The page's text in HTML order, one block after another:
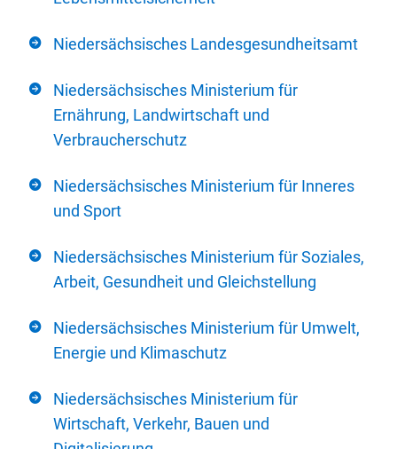
Niedersächsisches Landesgesundheitsamt
Niedersächsisches Ministerium für
Ernährung, Landwirtschaft und
Verbraucherschutz
Niedersächsisches Ministerium für Inneres
und Sport
Niedersächsisches Ministerium für Soziales,
Arbeit, Gesundheit und Gleichstellung
Niedersächsisches Ministerium für Umwelt,
Energie und Klimaschutz
Niedersächsisches Ministerium für
Wirtschaft, Verkehr, Bauen und